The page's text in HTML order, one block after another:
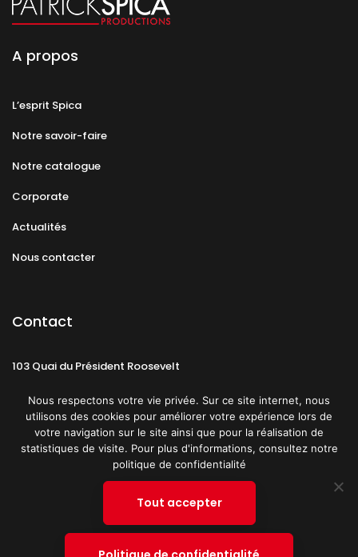
A propos
L’esprit Spica
Notre savoir-faire
Notre catalogue
Corporate
Actualités
Nous contacter
Contact
103 Quai du Président Roosevelt
CGU Politique de confidentialité
© 2019 PATRICK SPICA PRODUCTIONS. Tous droits réservés.
Nous respectons votre vie privée. Sur ce site internet, nous
utilisons des cookies pour améliorer votre expérience lors de
votre navigation sur le site ainsi que pour la réalisation de
statistiques de visite. Pour plus d'informations, consultez notre
politique de confidentialité
Tout accepter